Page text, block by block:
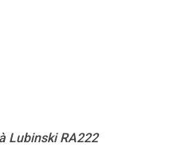
Lubinski RA222